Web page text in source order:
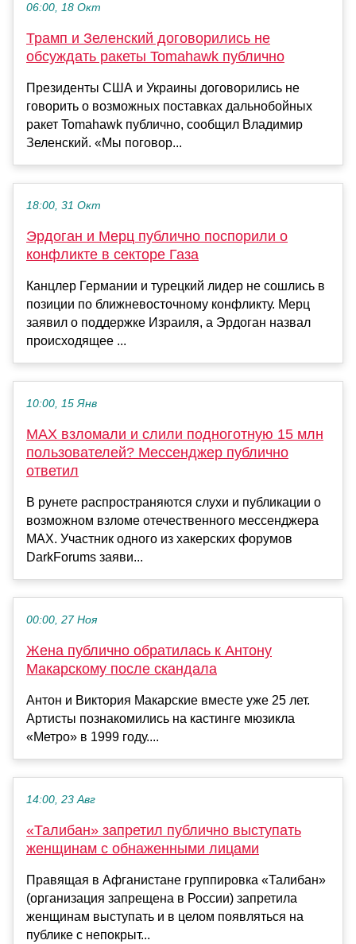
06:00, 18 Окт
Трамп и Зеленский договорились не
обсуждать ракеты Tomahawk публично
Президенты США и Украины договорились не
говорить о возможных поставках дальнобойных
ракет Tomahawk публично, сообщил Владимир
Зеленский. «Мы поговор...
18:00, 31 Окт
Эрдоган и Мерц публично поспорили о
конфликте в секторе Газа
Канцлер Германии и турецкий лидер не сошлись в
позиции по ближневосточному конфликту. Мерц
заявил о поддержке Израиля, а Эрдоган назвал
происходящее ...
10:00, 15 Янв
MAX взломали и слили подноготную 15 млн
пользователей? Мессенджер публично
ответил
В рунете распространяются слухи и публикации о
возможном взломе отечественного мессенджера
MAX. Участник одного из хакерских форумов
DarkForums заяви...
00:00, 27 Ноя
Жена публично обратилась к Антону
Макарскому после скандала
Антон и Виктория Макарские вместе уже 25 лет.
Артисты познакомились на кастинге мюзикла
«Метро» в 1999 году....
14:00, 23 Авг
«Талибан» запретил публично выступать
женщинам с обнаженными лицами
Правящая в Афганистане группировка «Талибан»
(организация запрещена в России) запретила
женщинам выступать и в целом появляться на
публике с непокрыт...